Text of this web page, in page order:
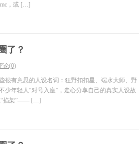
，或 […]
了？
论(0)
很有意思的人设名词：狂野扣扣星、端水大师、野
年轻人“对号入座”，走心分享自己的真实人设故
“掐架”—— […]